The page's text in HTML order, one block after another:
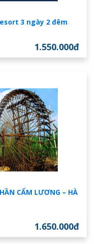
3 ngày 2 đêm
1.550.000đ
CẨM LƯƠNG – HÀ
1.650.000đ